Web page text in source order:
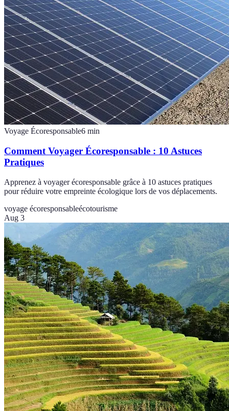
Voyage Écoresponsable6 min
Comment Voyager Écoresponsable : 10 Astuces
Pratiques
Apprenez à voyager écoresponsable grâce à 10 astuces pratiques
pour réduire votre empreinte écologique lors de vos déplacements.
voyage écoresponsableécotourisme
Aug 3